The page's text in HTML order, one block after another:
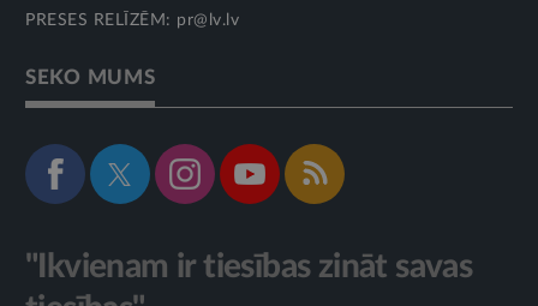
PRESES RELĪZĒM: pr@lv.lv
SEKO MUMS
"Ikvienam ir tiesības zināt savas